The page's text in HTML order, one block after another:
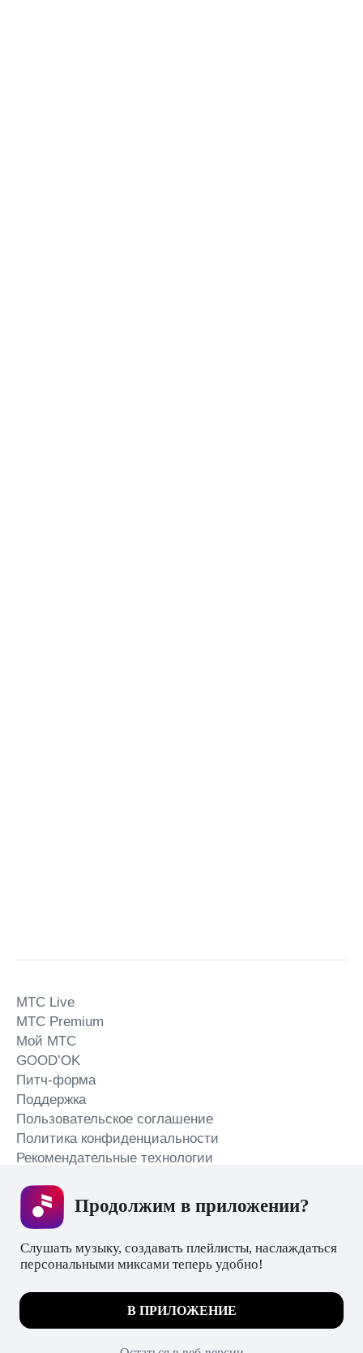
MTС Live
MTС Premium
Мой МТС
GOOD’OK
Питч-форма
Поддержка
Пользовательское соглашение
Политика конфиденциальности
Рекомендательные технологии
психотропных веществ, их аналогов причиняет вред
здоровью, их незаконный оборот запрещён и влечёт
установленную законодательством ответственность.
Подробнее
ПОНЯТНО
Продолжим в приложении?
Слушать музыку, создавать плейлисты, наслаждаться
персональными миксами теперь удобно!
В ПРИЛОЖЕНИЕ